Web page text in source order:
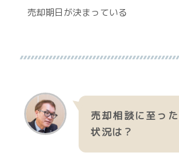
売却期日が決まっている
売却相談に至っ
状況は？